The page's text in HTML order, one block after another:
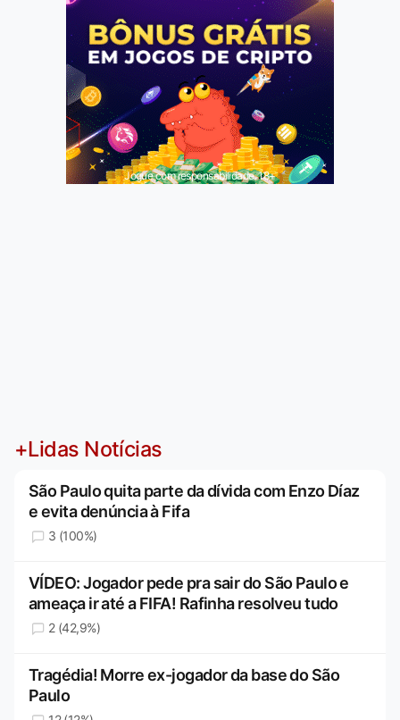
Jogue com responsabilidade. 18+
+Lidas Notícias
São Paulo quita parte da dívida com Enzo Díaz
e evita denúncia à Fifa
3 (100%)
VÍDEO: Jogador pede pra sair do São Paulo e
ameaça ir até a FIFA! Rafinha resolveu tudo
2 (42,9%)
Tragédia! Morre ex-jogador da base do São
Paulo